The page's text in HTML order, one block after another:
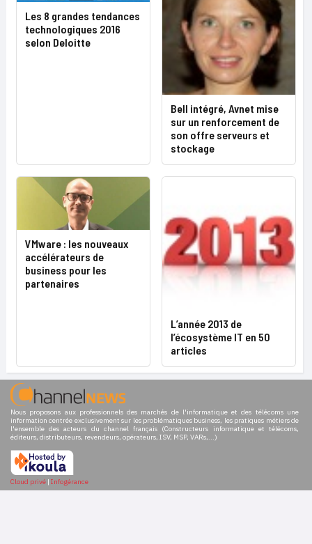
Les 8 grandes tendances
technologiques 2016
selon Deloitte
Bell intégré, Avnet mise
sur un renforcement de
son offre serveurs et
stockage
VMware : les nouveaux
accélérateurs de
business pour les
partenaires
L’année 2013 de
l’écosystème IT en 50
articles
Nous proposons aux professionnels des marchés de l'informatique et des télécoms une
information centrée exclusivement sur les problématiques business, les pratiques métiers de
l'ensemble des acteurs du channel français (Constructeurs informatique et télécoms,
éditeurs, distributeurs, revendeurs, opérateurs, ISV, MSP, VARs,...)
Cloud privé | Infogérance